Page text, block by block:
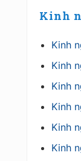
Kinh
Kinh
Kinh
Kinh
Kinh
Kinh
Kinh